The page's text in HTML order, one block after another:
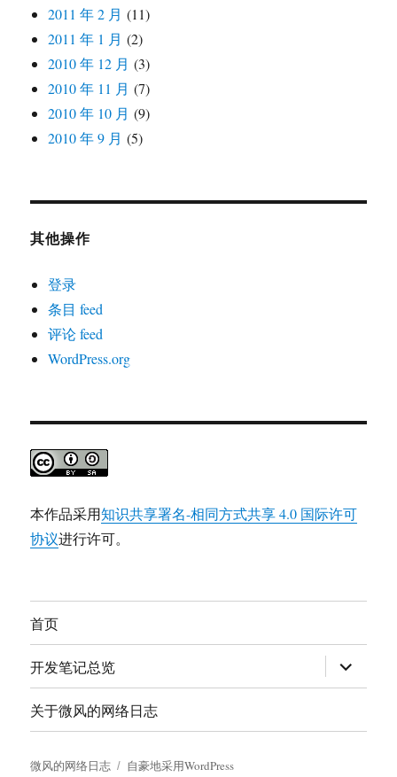
2011 年 2 月 (11)
2011 年 1 月 (2)
2010 年 12 月 (3)
2010 年 11 月 (7)
2010 年 10 月 (9)
2010 年 9 月 (5)
其他操作
登录
条目 feed
评论 feed
WordPress.org
本作品采用知识共享署名-相同方式共享 4.0 国际许可
协议进行许可。
首页
开发笔记总览 展
开
子
关于微风的网络日志
微风的网络日志 自豪地采用WordPress